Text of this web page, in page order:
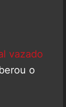
vazado
o